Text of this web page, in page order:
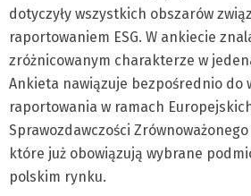
dotyczyły wszystkich obszarów
raportowaniem ESG. W ankiecie
zróżnicowanym charakterze w
Ankieta nawiązuje bezpośrednio do
raportowania w ramach
Sprawozdawczości Zrównoważonego
które już obowiązują wybrane
polskim rynku.